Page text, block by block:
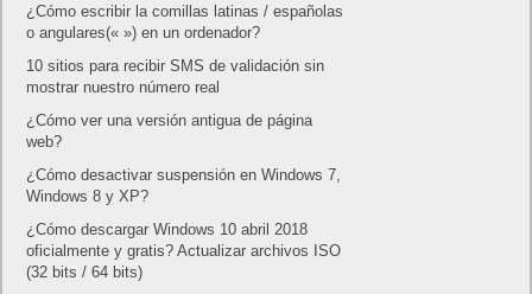
¿Cómo escribir la comillas latinas / españolas
o angulares(« ») en un ordenador?
10 sitios para recibir SMS de validación sin
mostrar nuestro número real
¿Cómo ver una versión antigua de página
web?
¿Cómo desactivar suspensión en Windows 7,
Windows 8 y XP?
¿Cómo descargar Windows 10 abril 2018
oficialmente y gratis? Actualizar archivos ISO
(32 bits / 64 bits)